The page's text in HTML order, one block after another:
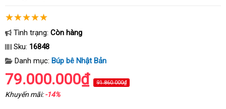
Tình trạng: Còn hàng
Sku: 16848
Danh mục: Búp bê Nhật Bản
79.000.000₫ 91.860.000₫
Khuyến mãi:-14%